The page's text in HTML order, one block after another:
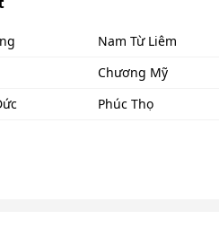
Nam Từ Liêm
Chương Mỹ
Phúc Thọ